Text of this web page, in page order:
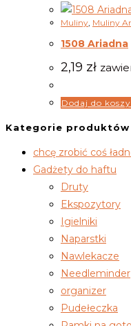
Muliny, Muliny
1508 Ariadna
2,19 zł
Dodaj do
Kategorie produktów
chcę zrobić coś
Gadżety do haftu
Druty
Ekspozytory
Igielniki
Naparstki
Nawlekacze
Needleminder
organizer
Pudełeczka